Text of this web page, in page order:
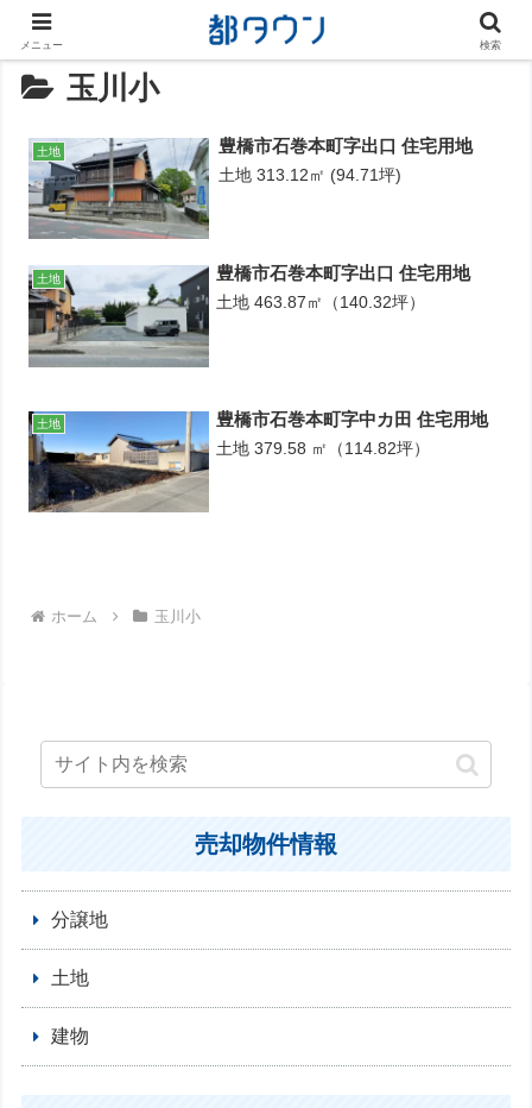
玉川小
土地 豊橋市石巻本町字出口 住宅用地
土地 313.12㎡ (94.71坪)
土地 豊橋市石巻本町字出口 住宅用地
土地 463.87㎡（140.32坪）
土地 豊橋市石巻本町字中カ田 住宅用地
土地 379.58 ㎡（114.82坪）
ホーム 玉川小
売却物件情報
分譲地
土地
建物
メニュー 検索